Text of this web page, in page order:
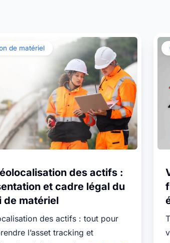
Inventoriez
actifs et stocks, lors
Découvrir les
les ressources
de matériel
des actifs :
et cadre légal du
de matériel
des actifs : tout pour
l’asset tracking et